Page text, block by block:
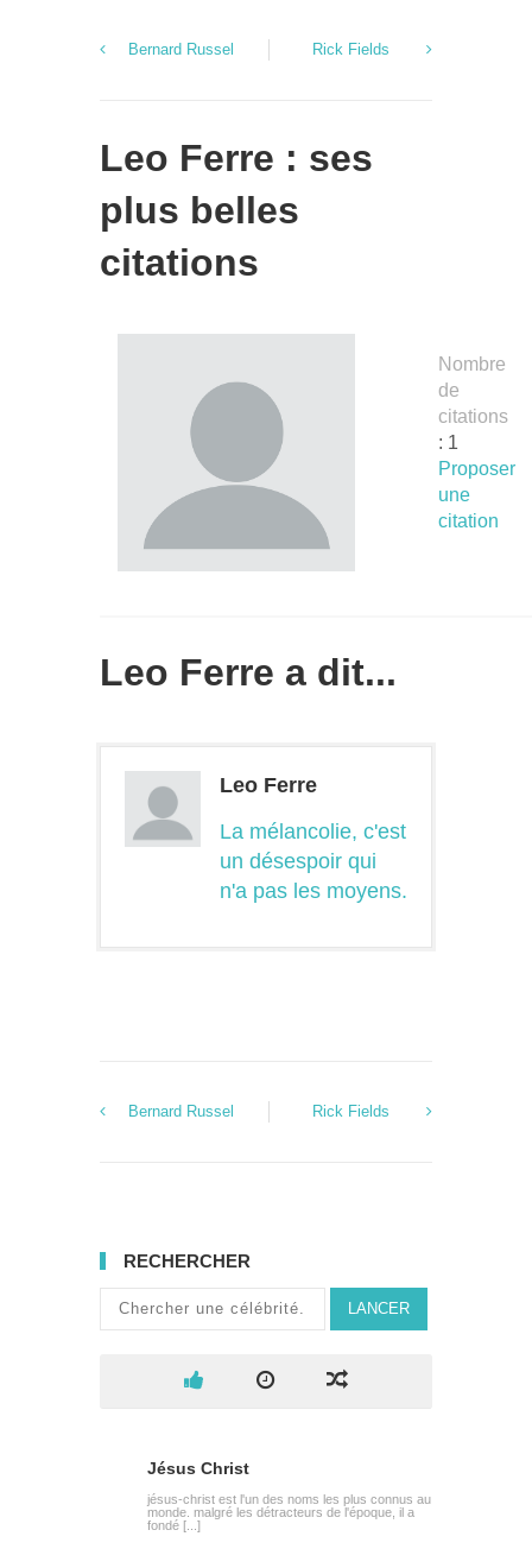
Bernard Russel Rick Fields
Leo Ferre : ses
plus belles
citations
Nombre
de
citations
: 1
Proposer
une
citation
Leo Ferre a dit...
Leo Ferre
La mélancolie, c'est
un désespoir qui
n'a pas les moyens.
Bernard Russel Rick Fields
RECHERCHER
LANCER
Jésus Christ
jésus-christ est l'un des noms les plus connus au
monde. malgré les détracteurs de l'époque, il a
fondé [...]